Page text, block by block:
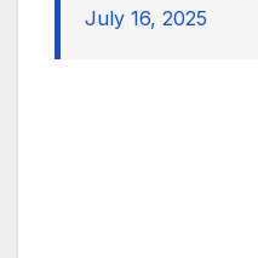
July 16, 2025